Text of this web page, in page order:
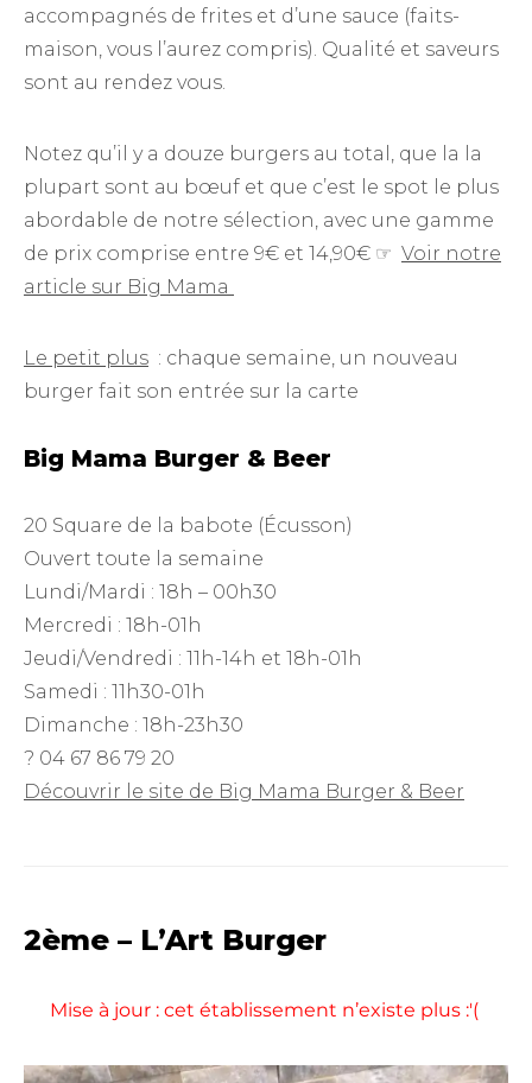
accompagnés de frites et d’une sauce (faits-
maison, vous l’aurez compris). Qualité et saveurs
sont au rendez vous.
Notez qu’il y a douze burgers au total, que la la
plupart sont au bœuf et que c’est le spot le plus
abordable de notre sélection, avec une gamme
de prix comprise entre 9€ et 14,90€ ☞ Voir notre
article sur Big Mama
Le petit plus : chaque semaine, un nouveau
burger fait son entrée sur la carte
Big Mama Burger & Beer
20 Square de la babote (Écusson)
Ouvert toute la semaine
Lundi/Mardi : 18h – 00h30
Mercredi : 18h-01h
Jeudi/Vendredi : 11h-14h et 18h-01h
Samedi : 11h30-01h
Dimanche : 18h-23h30
? 04 67 86 79 20
Découvrir le site de Big Mama Burger & Beer
2ème – L’Art Burger
Mise à jour : cet établissement n’existe plus :'(